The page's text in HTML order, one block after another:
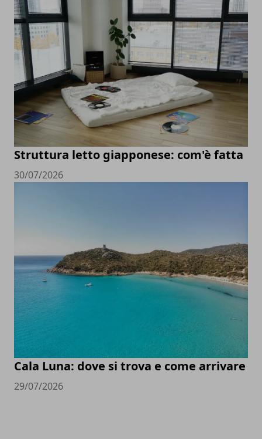
Struttura letto giapponese: com'è fatta
30/07/2026
Cala Luna: dove si trova e come arrivare
29/07/2026